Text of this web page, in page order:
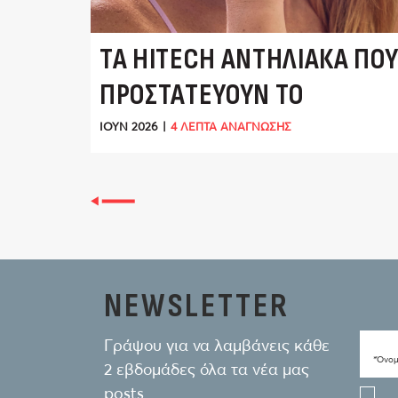
ΤΑ HITECH ΑΝΤΗΛΙΑΚΆ ΠΟΥ
ΠΡΟΣΤΑΤΕΎΟΥΝ ΤΟ
ΠΕΡΙΒΆΛΛΟΝ
ΙΟΎΝ 2026 | 4 ΛΕΠΤΑ ΑΝΑΓΝΩΣΗΣ
NEWSLETTER
Γράψου για να λαμβάνεις κάθε
2 εβδομάδες όλα τα νέα μας
posts